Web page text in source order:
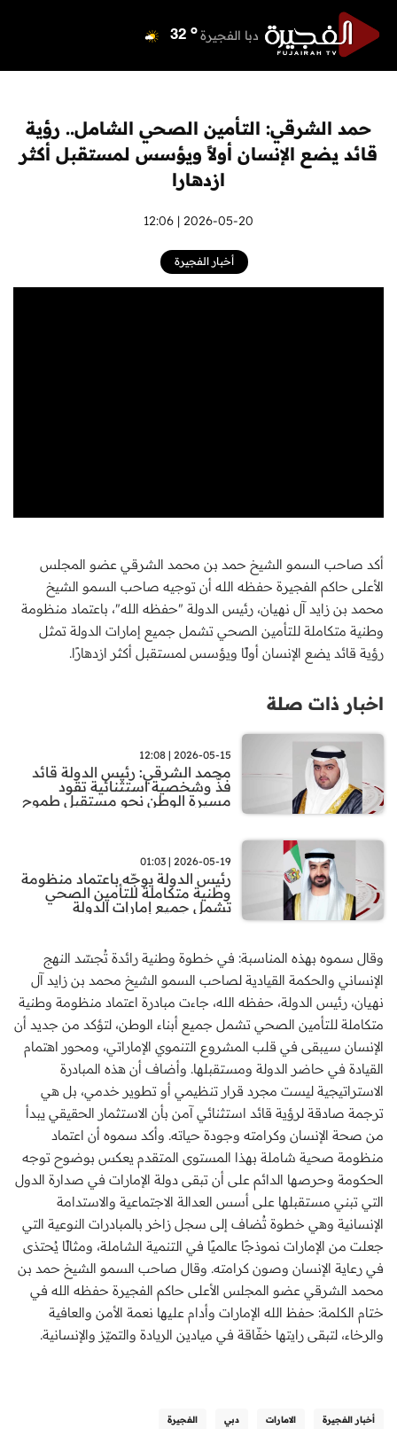
دبا الفجيرة 32 o
عجمان
أم القيوين o
راس الخيمة 34 o
32 o
حمد الشرقي: التأمين الصحي الشامل.. رؤية
قائد يضع الإنسان أولاً ويؤسس لمستقبل أكثر
ازدهارا
2026-05-20 | 12:06
أخبار الفجيرة
أكد صاحب السمو الشيخ حمد بن محمد الشرقي عضو المجلس
الأعلى حاكم الفجيرة حفظه الله أن توجيه صاحب السمو الشيخ
محمد بن زايد آل نهيان، رئيس الدولة "حفظه الله"، باعتماد منظومة
وطنية متكاملة للتأمين الصحي تشمل جميع إمارات الدولة تمثل
رؤية قائد يضع الإنسان أولًا ويؤسس لمستقبل أكثر ازدهارًا.
اخبار ذات صلة
2026-05-15 | 12:08
محمد الشرقي: رئيس الدولة قائد
فذّ وشخصية استثنائية تقود
مسيرة الوطن نحو مستقبل طموح
2026-05-19 | 01:03
رئيس الدولة يوجّه باعتماد منظومة
وطنية متكاملة للتأمين الصحي
تشمل جميع إمارات الدولة
وقال سموه بهذه المناسبة: في خطوة وطنية رائدة تُجسّد النهج
الإنساني والحكمة القيادية لصاحب السمو الشيخ محمد بن زايد آل
نهيان، رئيس الدولة، حفظه الله، جاءت مبادرة اعتماد منظومة وطنية
متكاملة للتأمين الصحي تشمل جميع أبناء الوطن، لتؤكد من جديد أن
الإنسان سيبقى في قلب المشروع التنموي الإماراتي، ومحور اهتمام
القيادة في حاضر الدولة ومستقبلها. وأضاف أن هذه المبادرة
الاستراتيجية ليست مجرد قرار تنظيمي أو تطوير خدمي، بل هي
ترجمة صادقة لرؤية قائد استثنائي آمن بأن الاستثمار الحقيقي يبدأ
من صحة الإنسان وكرامته وجودة حياته. وأكد سموه أن اعتماد
منظومة صحية شاملة بهذا المستوى المتقدم يعكس بوضوح توجه
الحكومة وحرصها الدائم على أن تبقى دولة الإمارات في صدارة الدول
التي تبني مستقبلها على أسس العدالة الاجتماعية والاستدامة
الإنسانية وهي خطوة تُضاف إلى سجل زاخر بالمبادرات النوعية التي
جعلت من الإمارات نموذجًا عالميًا في التنمية الشاملة، ومثالًا يُحتذى
في رعاية الإنسان وصون كرامته. وقال صاحب السمو الشيخ حمد بن
محمد الشرقي عضو المجلس الأعلى حاكم الفجيرة حفظه الله في
ختام الكلمة: حفظ الله الإمارات وأدام عليها نعمة الأمن والعافية
والرخاء، لتبقى رايتها خفّاقة في ميادين الريادة والتميّز والإنسانية.
أخبار الفجيرة الامارات دبي الفجيرة